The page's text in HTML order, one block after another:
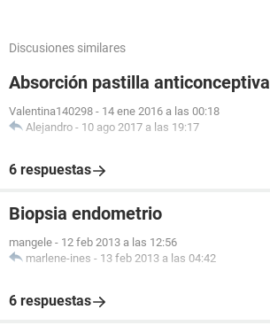
Discusiones similares
Absorción pastilla anticonceptiva
Valentina140298 - 14 ene 2016 a las 00:18
Alejandro - 10 ago 2017 a las 19:17
6 respuestas
Biopsia endometrio
mangele - 12 feb 2013 a las 12:56
marlene-ines - 13 feb 2013 a las 04:42
6 respuestas